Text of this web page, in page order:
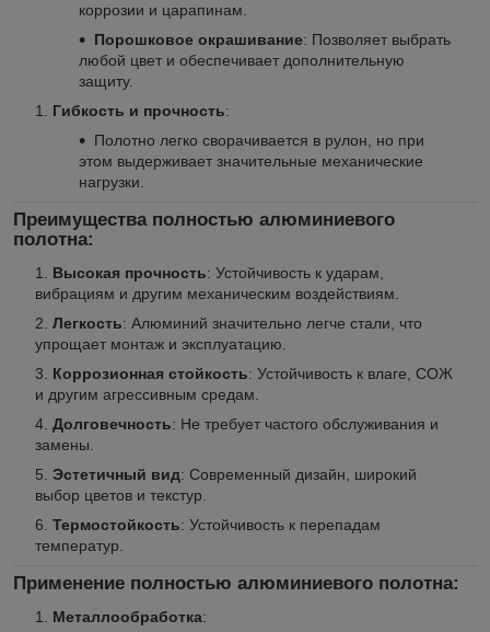
коррозии и царапинам.
Порошковое окрашивание: Позволяет выбрать
любой цвет и обеспечивает дополнительную
защиту.
Гибкость и прочность:
Полотно легко сворачивается в рулон, но при
этом выдерживает значительные механические
нагрузки.
Преимущества полностью алюминиевого
полотна:
Высокая прочность: Устойчивость к ударам,
вибрациям и другим механическим воздействиям.
Легкость: Алюминий значительно легче стали, что
упрощает монтаж и эксплуатацию.
Коррозионная стойкость: Устойчивость к влаге, СОЖ
и другим агрессивным средам.
Долговечность: Не требует частого обслуживания и
замены.
Эстетичный вид: Современный дизайн, широкий
выбор цветов и текстур.
Термостойкость: Устойчивость к перепадам
температур.
Применение полностью алюминиевого полотна:
Металлообработка: